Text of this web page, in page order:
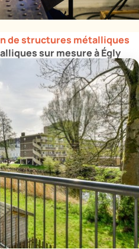
sur mesure à Égly
de structures métalliques